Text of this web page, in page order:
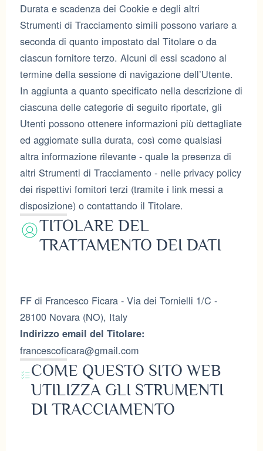
Durata e scadenza dei Cookie e degli altri
Strumenti di Tracciamento simili possono variare a
seconda di quanto impostato dal Titolare o da
ciascun fornitore terzo. Alcuni di essi scadono al
termine della sessione di navigazione dell’Utente.
In aggiunta a quanto specificato nella descrizione di
ciascuna delle categorie di seguito riportate, gli
Utenti possono ottenere informazioni più dettagliate
ed aggiornate sulla durata, così come qualsiasi
altra informazione rilevante - quale la presenza di
altri Strumenti di Tracciamento - nelle privacy policy
dei rispettivi fornitori terzi (tramite i link messi a
disposizione) o contattando il Titolare.
TITOLARE DEL
TRATTAMENTO DEI DATI
FF di Francesco Ficara - Via dei Tornielli 1/C -
28100 Novara (NO), Italy
Indirizzo email del Titolare:
francescoficara@gmail.com
COME QUESTO SITO WEB
UTILIZZA GLI STRUMENTI
DI TRACCIAMENTO